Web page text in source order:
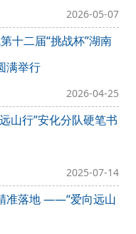
2026-05-07
十二届“挑战杯”湖南
满举行
2026-04-25
山行”安化分队硬笔书
2025-07-14
准落地 ——“爱向远山